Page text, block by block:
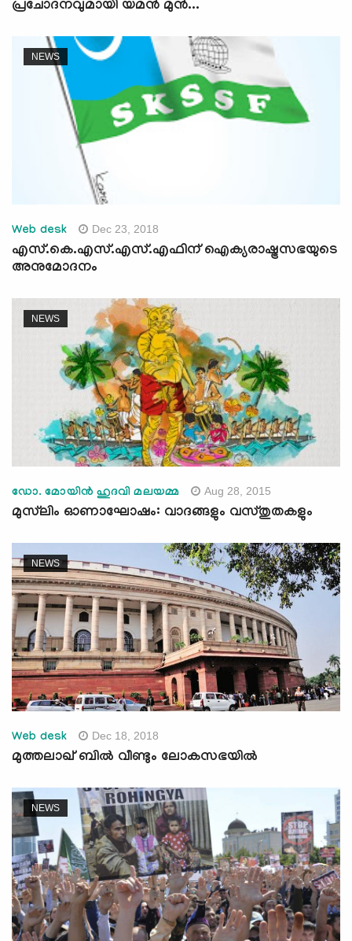
പ്രചോദനവുമായി യമന്‍ മുന്‍...
NEWS
Web desk Dec 23, 2018
എസ്.കെ.എസ്.എസ്.എഫിന് ഐക്യരാഷ്ട്രസഭയുടെ
അനുമോദനം
NEWS
ഡോ. മോയിന്‍ ഹുദവി മലയമ്മ Aug 28, 2015
മുസ്‌ലിം ഓണാഘോഷം: വാദങ്ങളും വസ്തുതകളും
NEWS
Web desk Dec 18, 2018
മുത്തലാഖ് ബില്‍ വീണ്ടും ലോകസഭയില്‍
NEWS